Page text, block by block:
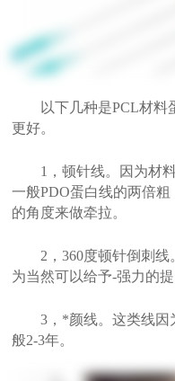
以下几种是PCL材料
更好。
1，顿针线。因为材料
一般PDO蛋白线的两倍
的角度来做牵拉。
2，360度顿针倒刺线
为当然可以给予-强力的提
3，*颜线。这类线因
般2-3年。